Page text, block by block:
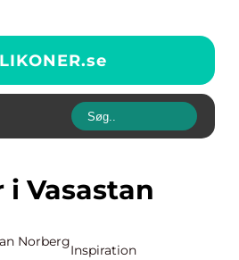
se
i Vasastan
Norberg
Inspiration